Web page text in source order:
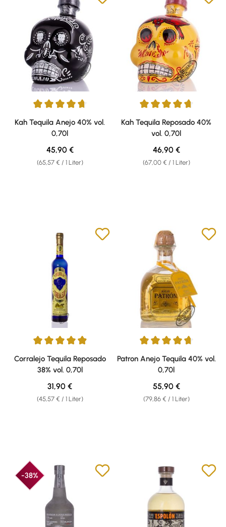
Durchschnittliche Bewertung von 4.71 von 5 Sternen
Kah Tequila Anejo 40% vol.
0,70l
(65,57 € / 1 Liter)
Regulärer Preis:
45,90 €
Durchschnittliche Bewertung
Kah Tequila Reposado 40%
vol. 0,70l
(67,00 € / 1 Liter)
Regulärer Preis:
46,90 €
Durchschnittliche Bewertung von 4.91 von 5 Sternen
Corralejo Tequila Reposado
38% vol. 0,70l
(45,57 € / 1 Liter)
Regulärer Preis:
31,90 €
Durchschnittliche Bewertung
Patron Anejo Tequila 40% vol.
0,70l
(79,86 € / 1 Liter)
Regulärer Preis:
55,90 €
-38%